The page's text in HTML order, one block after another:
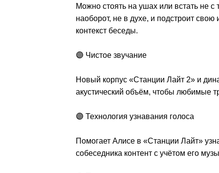
Можно стоять на ушах или встать не
наоборот, не в духе, и подстроит
контекст беседы.
🟣 Чистое звучание
Новый корпус «Станции Лайт 2» и
акустический объём, чтобы любимые
🟣 Технология узнавания голоса
Помогает Алисе в «Станции Лайт»
собеседника контент с учётом его